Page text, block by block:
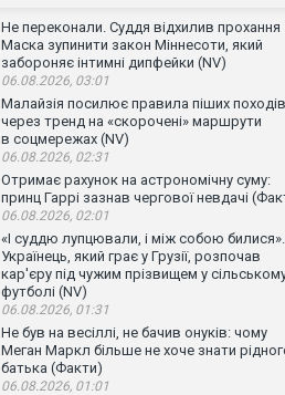
Не переконали. Суддя відхилив прохання
Маска зупинити закон Міннесоти, який
забороняє інтимні дипфейки (NV)
06.08.2026, 03:01
Малайзія посилює правила піших походів
через тренд на «скорочені» маршрути
в соцмережах (NV)
06.08.2026, 02:31
Отримає рахунок на астрономічну суму:
принц Гаррі зазнав чергової невдачі
06.08.2026, 02:01
«І суддю лупцювали, і між собою билися».
Українець, який грає у Грузії, розпочав
кар'єру під чужим прізвищем у
футболі (NV)
06.08.2026, 01:31
Не був на весіллі, не бачив онуків: чому
Меган Маркл більше не хоче знати
батька (Факти)
06.08.2026, 01:01